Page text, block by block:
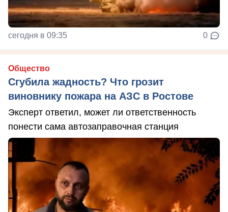
сегодня в 09:35 0
Общество
Сгубила жадность? Что грозит
виновнику пожара на АЗС в Ростове
Эксперт ответил, может ли ответственность
понести сама автозаправочная станция